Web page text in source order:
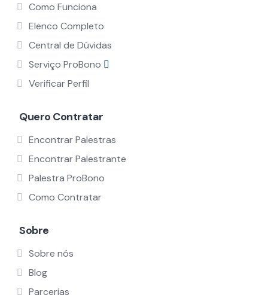
Como Funciona
Elenco Completo
Central de Dúvidas
Serviço ProBono
Verificar Perfil
Quero Contratar
Encontrar Palestras
Encontrar Palestrante
Palestra ProBono
Como Contratar
Sobre
Sobre nós
Blog
Parcerias